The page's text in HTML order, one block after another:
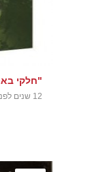
"חלקי
12 שנים לפני